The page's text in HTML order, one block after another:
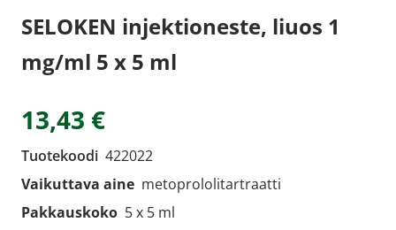
SELOKEN injektioneste, liuos 1
mg/ml 5 x 5 ml
13,43 €
Tuotekoodi 422022
Vaikuttava aine metoprololitartraatti
Pakkauskoko 5 x 5 ml